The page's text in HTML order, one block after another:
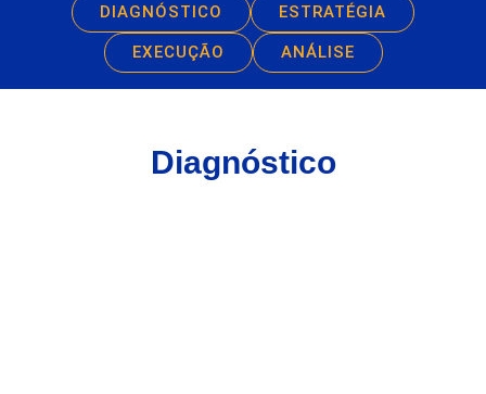
DIAGNÓSTICO ESTRATÉGIA
EXECUÇÃO ANÁLISE
Diagnóstico